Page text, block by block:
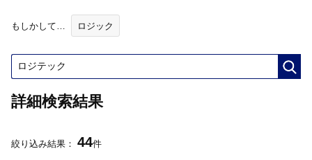
もしかして… ロジック
詳細検索結果
絞り込み結果： 44件